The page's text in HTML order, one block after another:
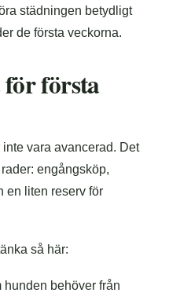
städningen betydligt
de första veckorna.
för första
vara avancerad. Det
engångsköp,
en liten reserv för
så här:
hunden behöver från